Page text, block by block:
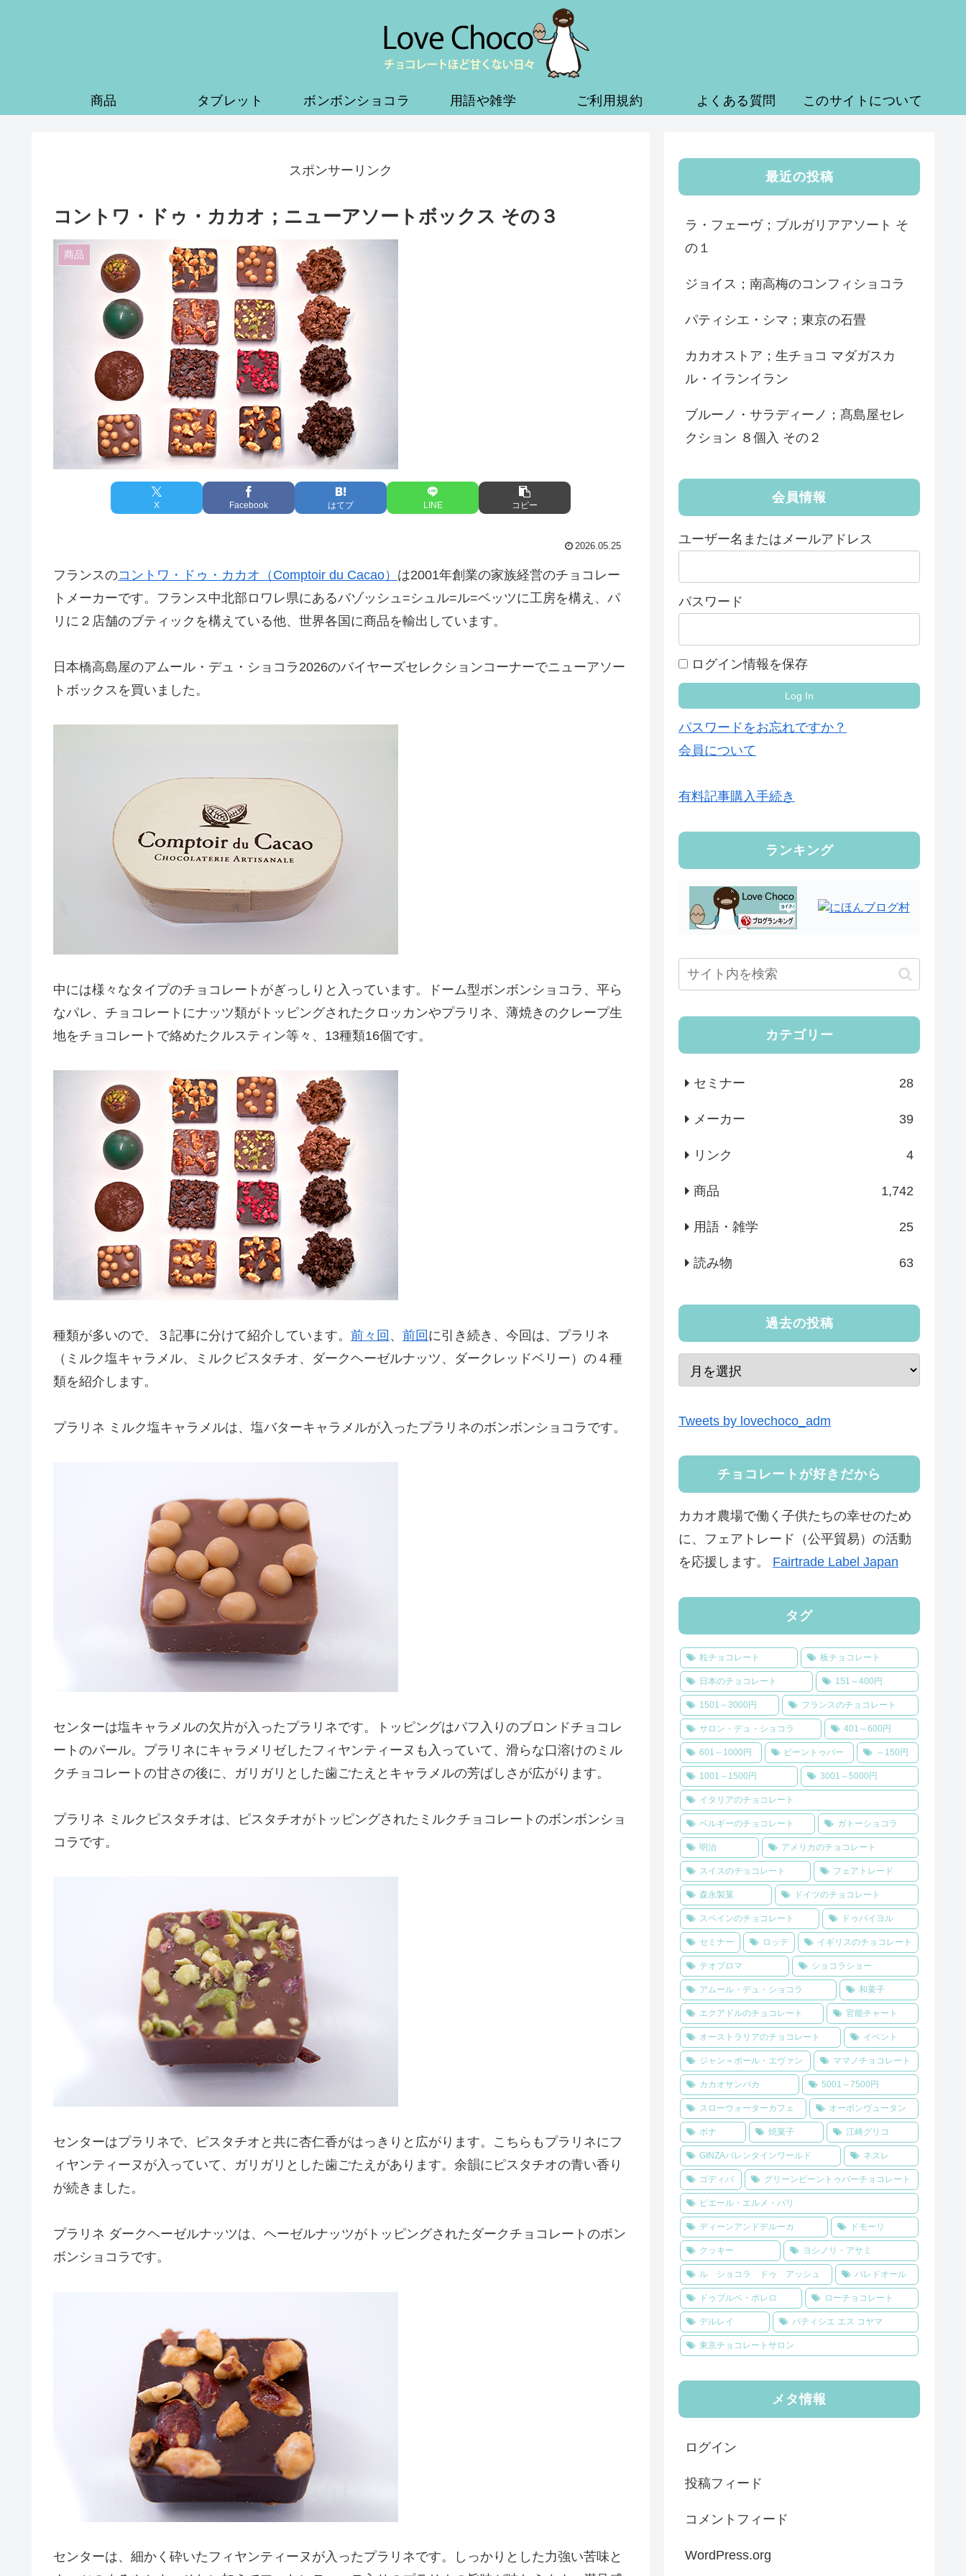
商品 タブレット ボンボンショコラ 用語や雑学 ご利用規約 よくある質問 このサイトについて
スポンサーリンク
コントワ・ドゥ・カカオ；ニューアソートボックス その３
商品
X Facebook はてブ LINE コピー
2026.05.25
フランスのコントワ・ドゥ・カカオ（Comptoir du Cacao） は2001年創業の家族経営のチョコレー
トメーカーです。フランス中北部ロワレ県にあるバゾッシュ=シュル=ル=ベッツに工房を構え、パ
リに２店舗のブティックを構えている他、世界各国に商品を輸出しています。
日本橋高島屋のアムール・デュ・ショコラ2026のバイヤーズセレクションコーナーでニューアソー
トボックスを買いました。
中には様々なタイプのチョコレートがぎっしりと入っています。ドーム型ボンボンショコラ、平ら
なパレ、チョコレートにナッツ類がトッピングされたクロッカンやプラリネ、薄焼きのクレープ生
地をチョコレートで絡めたクルスティン等々、13種類16個です。
種類が多いので、３記事に分けて紹介しています。 前々回 、 前回 に引き続き、今回は、プラリネ
（ミルク塩キャラメル、ミルクピスタチオ、ダークヘーゼルナッツ、ダークレッドベリー）の４種
類を紹介します。
プラリネ ミルク塩キャラメルは、塩バターキャラメルが入ったプラリネのボンボンショコラです。
センターは塩キャラメルの欠片が入ったプラリネです。トッピングはパフ入りのブロンドチョコレ
ートのパール。プラリネにキャラメリゼしたフィヤンティーヌも入っていて、滑らな口溶けのミル
クチョコレートの甘さの後に、ガリガリとした歯ごたえとキャラメルの芳ばしさが広がります。
プラリネ ミルクピスタチオは、ピスタチオがトッピングされたミルクチョコレートのボンボンショ
コラです。
センターはプラリネで、ピスタチオと共に杏仁香がはっきりと広がります。こちらもプラリネにフ
ィヤンティーヌが入っていて、ガリガリとした歯ごたえがあります。余韻にピスタチオの青い香り
が続きました。
プラリネ ダークヘーゼルナッツは、ヘーゼルナッツがトッピングされたダークチョコレートのボン
ボンショコラです。
センターは、細かく砕いたフィヤンティーヌが入ったプラリネです。しっかりとした力強い苦味と
最近の投稿
ラ・フェーヴ；ブルガリアアソート そ
の１
ジョイス；南高梅のコンフィショコラ
パティシエ・シマ；東京の石畳
カカオストア；生チョコ マダガスカ
ル・イランイラン
ブルーノ・サラディーノ；髙島屋セレ
クション ８個入 その２
会員情報
ユーザー名またはメールアドレス
パスワード
ログイン情報を保存
パスワードをお忘れですか？
会員について
有料記事購入手続き
ランキング
カテゴリー
セミナー 28
メーカー 39
リンク 4
商品 1,742
用語・雑学 25
読み物 63
過去の投稿
Tweets by lovechoco_adm
チョコレートが好きだから
カカオ農場で働く子供たちの幸せのため
に、フェアトレード（公平貿易）の活動
を応援します。 Fairtrade Label Japan
タグ
粒チョコレート 板チョコレート
日本のチョコレート 151～400円
1501～3000円 フランスのチョコレート
サロン・デュ・ショコラ 401～600円
601～1000円 ビーントゥバー ～150円
1001～1500円 3001～5000円
イタリアのチョコレート
ベルギーのチョコレート ガトーショコラ
明治 アメリカのチョコレート
スイスのチョコレート フェアトレード
森永製菓 ドイツのチョコレート
スペインのチョコレート ドゥバイヨル
セミナー ロッテ イギリスのチョコレート
テオブロマ ショコラショー
アムール・デュ・ショコラ 和菓子
エクアドルのチョコレート 官能チャート
オーストラリアのチョコレート イベント
ジャン＝ポール・エヴァン ママノチョコレート
カカオサンパカ 5001～7500円
スローウォーターカフェ オーボンヴュータン
ボナ 焼菓子 江崎グリコ
GINZAバレンタインワールド ネスレ
ゴディバ グリーンビーントゥバーチョコレート
ピエール・エルメ・パリ
ディーンアンドデルーカ ドモーリ
クッキー ヨシノリ・アサミ
ル ショコラ ドゥ アッシュ パレドオール
ドゥブルベ・ボレロ ローチョコレート
デルレイ パティシエ エス コヤマ
東京チョコレートサロン
メタ情報
ログイン
投稿フィード
コメントフィード
WordPress.org